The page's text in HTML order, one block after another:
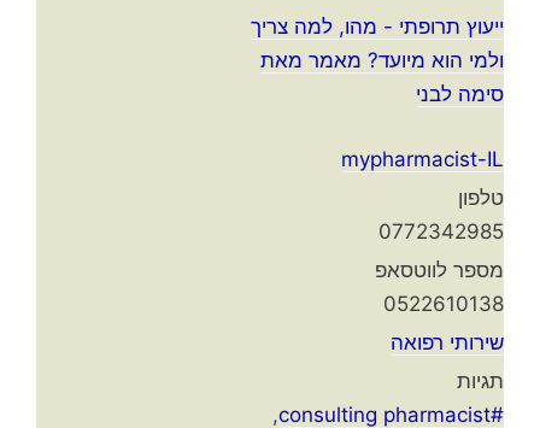
ייעוץ תרופתי - מהו, למה צריך
ולמי הוא מיועד? מאמר מאת
סימה לבני
mypharmacist-IL
טלפון
0772342985
מספר לווטסאפ
0522610138
שירותי רפואה
תגיות
#consulting pharmacist
,